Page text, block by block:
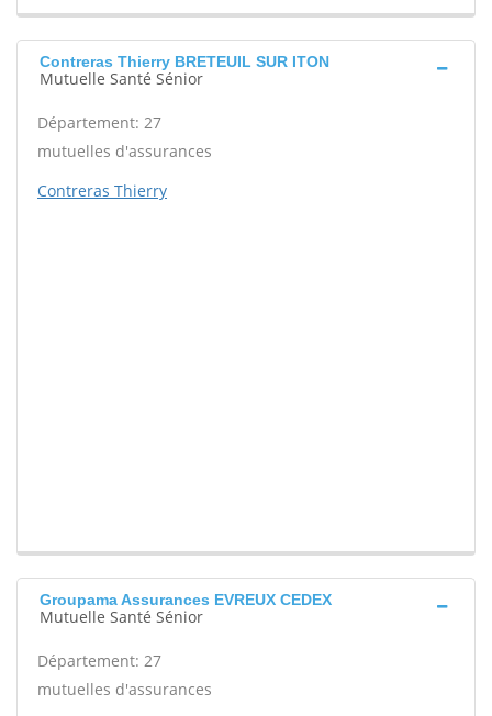
Contreras Thierry BRETEUIL SUR ITON
Mutuelle Santé Sénior
Département: 27
mutuelles d'assurances
Contreras Thierry
Groupama Assurances EVREUX CEDEX
Mutuelle Santé Sénior
Département: 27
mutuelles d'assurances